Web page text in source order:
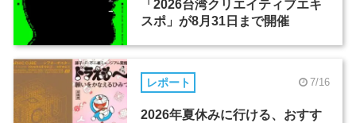
「2026台湾クリエイティブエキ
スポ」が8月31日まで開催
レポート 7/16
2026年夏休みに行ける、おすす